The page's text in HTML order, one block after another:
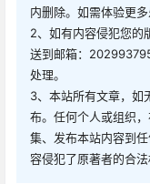
内删除。如需体验更多
2、如有内容侵犯您的
送到邮箱：
处理。
3、本站所有文章，如
布。任何个人或组织
集、发布本站内容到
容侵犯了原著者的合法